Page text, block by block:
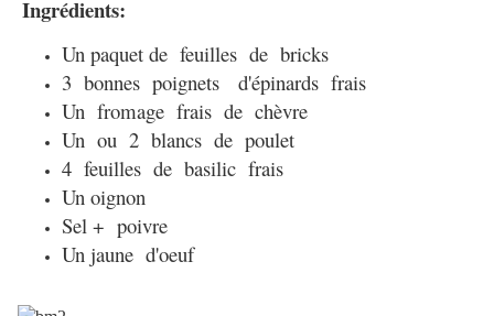
Ingrédients:
Un paquet de feuilles de bricks
3 bonnes poignets d'épinards frais
Un fromage frais de chèvre
Un ou 2 blancs de poulet
4 feuilles de basilic frais
Un oignon
Sel + poivre
Un jaune d'oeuf